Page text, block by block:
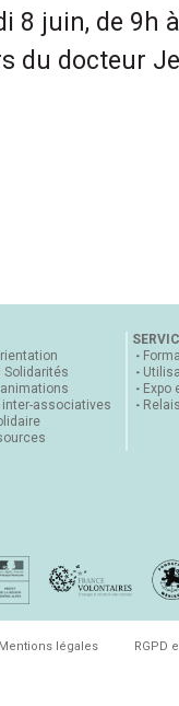
8 juin, de 9h
du docteur
Solidarités
inter-associatives
Expo
Mentions légales RGPD